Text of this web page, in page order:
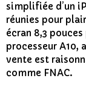
simplifiée d’un
réunies pour
écran 8,3
processeur A10,
vente est
comme FNAC.